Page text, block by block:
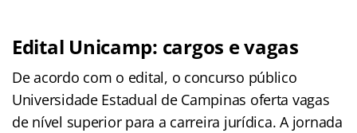
Edital Unicamp: cargos e vagas
De acordo com o edital, o concurso público
Universidade Estadual de Campinas oferta vagas
de nível superior para a carreira jurídica. A jornada